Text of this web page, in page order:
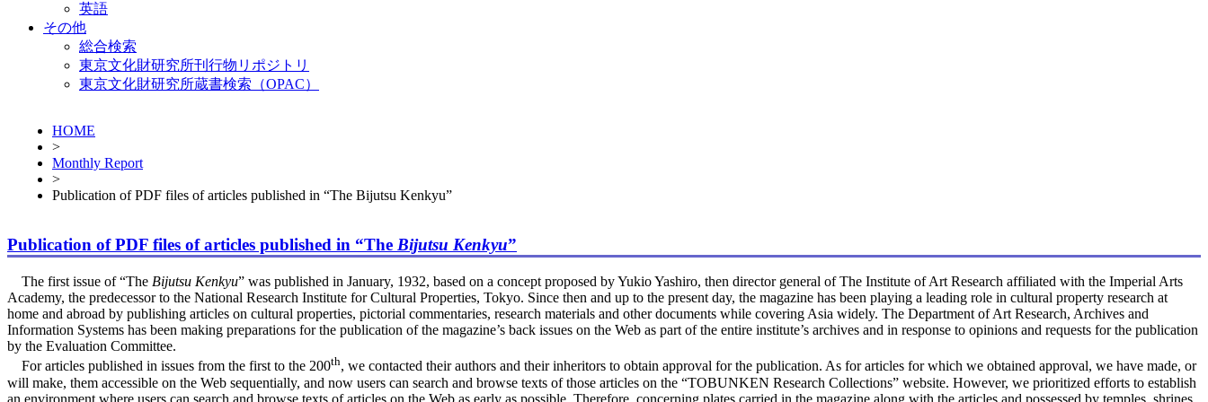
英語
その他
総合検索
東京文化財研究所刊行物リポジトリ
東京文化財研究所蔵書検索（OPAC）
HOME
>
Monthly Report
>
Publication of PDF files of articles published in “The Bijutsu Kenkyu”
Publication of PDF files of articles published in “The Bijutsu Kenkyu”
The first issue of “The Bijutsu Kenkyu” was published in January, 1932, based on a concept proposed by Yukio Yashiro, then director general of The Institute of Art Research affiliated with the Imperial Arts
Academy, the predecessor to the National Research Institute for Cultural Properties, Tokyo. Since then and up to the present day, the magazine has been playing a leading role in cultural property research at
home and abroad by publishing articles on cultural properties, pictorial commentaries, research materials and other documents while covering Asia widely. The Department of Art Research, Archives and
Information Systems has been making preparations for the publication of the magazine’s back issues on the Web as part of the entire institute’s archives and in response to opinions and requests for the publication
by the Evaluation Committee.
For articles published in issues from the first to the 200th, we contacted their authors and their inheritors to obtain approval for the publication. As for articles for which we obtained approval, we have made, or
will make, them accessible on the Web sequentially, and now users can search and browse texts of those articles on the “TOBUNKEN Research Collections” website. However, we prioritized efforts to establish
an environment where users can search and browse texts of articles on the Web as early as possible. Therefore, concerning plates carried in the magazine along with the articles and possessed by temples, shrines